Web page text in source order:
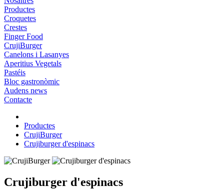
Productes
Croquetes
Crestes
Finger Food
CrujiBurger
Canelons i Lasanyes
Aperitius Vegetals
Pastéis
Bloc gastronòmic
Audens news
Contacte
Productes
CrujiBurger
Crujiburger d'espinacs
Crujiburger d'espinacs